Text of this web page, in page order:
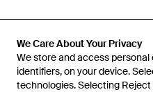
We Care About Your Privacy
We store and access
identifiers, on your device.
technologies. Selecting
Ayuda e información